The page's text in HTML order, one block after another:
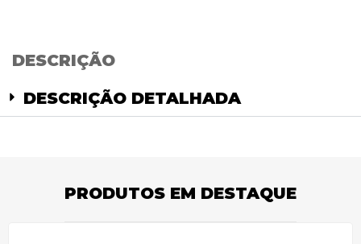
DESCRIÇÃO
DESCRIÇÃO DETALHADA
PRODUTOS EM DESTAQUE